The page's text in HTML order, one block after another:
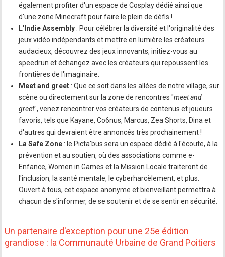
également profiter d'un espace de Cosplay dédié ainsi que
d'une zone Minecraft pour faire le plein de défis !
L'Indie Assembly : Pour célébrer la diversité et l'originalité des
jeux vidéo indépendants et mettre en lumière les créateurs
audacieux, découvrez des jeux innovants, initiez-vous au
speedrun et échangez avec les créateurs qui repoussent les
frontières de l'imaginaire.
Meet and greet : Que ce soit dans les allées de notre village, sur
scène ou directement sur la zone de rencontres "meet and
greet", venez rencontrer vos créateurs de contenus et joueurs
favoris, tels que Kayane, Co6nus, Marcus, Zea Shorts, Dina et
d'autres qui devraient être annoncés très prochainement !
La Safe Zone : le Picta'bus sera un espace dédié à l'écoute, à la
prévention et au soutien, où des associations comme e-
Enfance, Women in Games et la Mission Locale traiteront de
l'inclusion, la santé mentale, le cyberharcèlement, et plus.
Ouvert à tous, cet espace anonyme et bienveillant permettra à
chacun de s'informer, de se soutenir et de se sentir en sécurité.
Un partenaire d'exception pour une 25e édition
grandiose : la Communauté Urbaine de Grand Poitiers